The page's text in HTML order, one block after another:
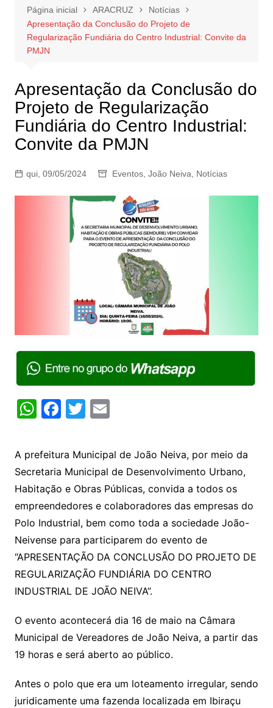
Página inicial ARACRUZ
Notícias
Apresentação da Conclusão do Projeto de
Regularização Fundiária do Centro Industrial: Convite da
PMJN
Apresentação da Conclusão do
Projeto de Regularização
Fundiária do Centro Industrial:
Convite da PMJN
qui, 09/05/2024 Eventos, João Neiva, Notícias
W
at
s
A
p
p
F
c
e
b
o
o
k
T
itt
er
E
ai
l
A prefeitura Municipal de João Neiva, por meio da
Secretaria Municipal de Desenvolvimento Urbano,
Habitação e Obras Públicas, convida a todos os
empreendedores e colaboradores das empresas do
Polo Industrial, bem como toda a sociedade João-
Neivense para participarem do evento de
“APRESENTAÇÃO DA CONCLUSÃO DO PROJETO DE
REGULARIZAÇÃO FUNDIÁRIA DO CENTRO
INDUSTRIAL DE JOÃO NEIVA”.
O evento acontecerá dia 16 de maio na Câmara
Municipal de Vereadores de João Neiva, a partir das
19 horas e será aberto ao público.
Antes o polo que era um loteamento irregular, sendo
juridicamente uma fazenda localizada em Ibiraçu